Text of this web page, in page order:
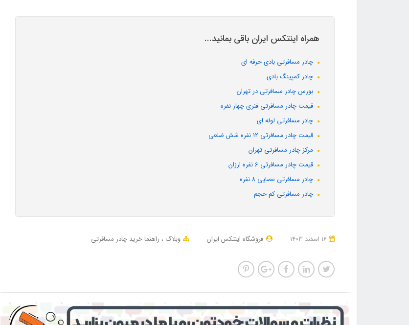
همراه اینتکس ایران باقی بمانید...
چادر مسافرتی بادی حرفه ای
چادر کمپینگ بادی
بورس چادر مسافرتی در تهران
قیمت چادر مسافرتی فنری چهار نفره
چادر مسافرتی لوله ای
قیمت چادر مسافرتی ۱۲ نفره شش ضلعی
مرکز چادر مسافرتی تهران
قیمت چادر مسافرتی 6 نفره ارزان
چادر مسافرتی عصایی ۸ نفره
چادر مسافرتی کم حجم
فروشگاه اینتکس ایران وبلاگ راهنما خرید چادر مسافرتی